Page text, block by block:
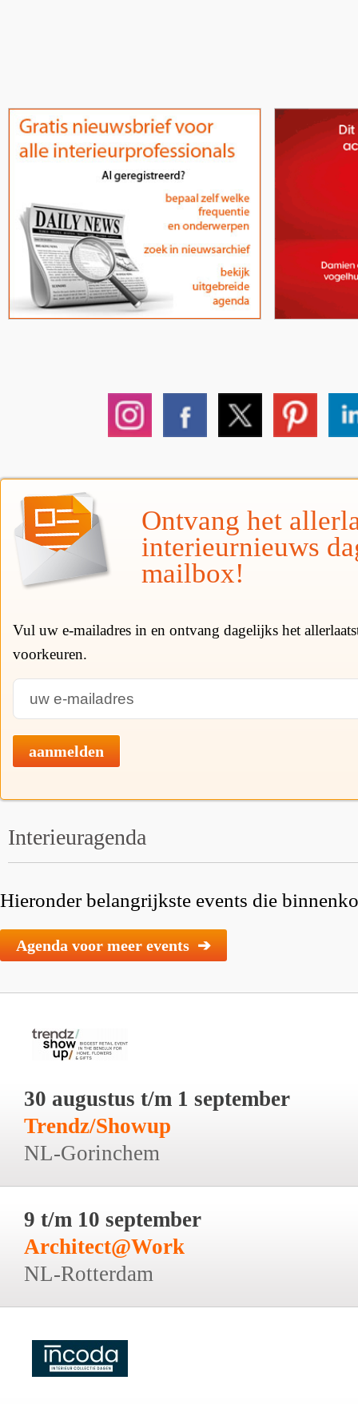
Ontvang het
interieurnieuws
mailbox!
Vul uw e-mailadres in en ontvang dagelijks het
voorkeuren.
aanmelden
Interieuragenda
Hieronder belangrijkste events die
Agenda voor meer events ➔
30 augustus t/m 1 september
Trendz/Showup
NL-Gorinchem
9 t/m 10 september
Architect@Work
NL-Rotterdam